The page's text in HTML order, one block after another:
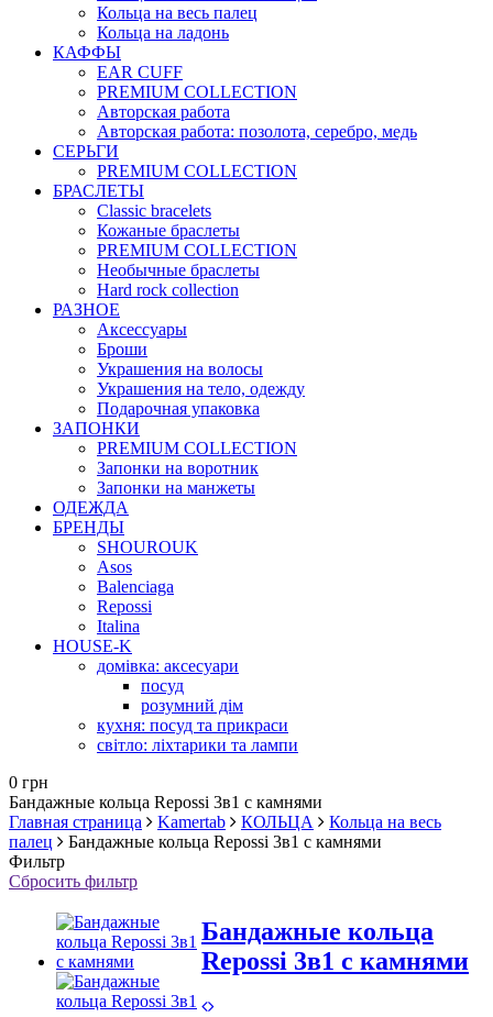
Кольца на весь палец
Кольца на ладонь
КАФФЫ
EAR CUFF
PREMIUM COLLECTION
Авторская работа
Авторская работа: позолота, серебро, медь
СЕРЬГИ
PREMIUM COLLECTION
БРАСЛЕТЫ
Classic bracelets
Кожаные браслеты
PREMIUM COLLECTION
Необычные браслеты
Hard rock collection
РАЗНОЕ
Аксессуары
Броши
Украшения на волосы
Украшения на тело, одежду
Подарочная упаковка
ЗАПОНКИ
PREMIUM COLLECTION
Запонки на воротник
Запонки на манжеты
ОДЕЖДА
БРЕНДЫ
SHOUROUK
Asos
Balenciaga
Repossi
Italina
HOUSE-K
домівка: аксесуари
посуд
розумний дім
кухня: посуд та прикраси
світло: ліхтарики та лампи
0 грн
Бандажные кольца Repossi 3в1 с камнями
Главная страница
Kamertab КОЛЬЦА
Кольца на весь
палец
Бандажные кольца Repossi 3в1 с камнями
Фильтр
Сбросить фильтр
Бандажные кольца
Repossi 3в1 с камнями